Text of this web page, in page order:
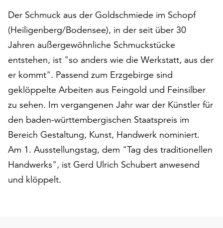
auf
„Alle
akzeptieren“,
um
alle
zu
akzeptieren.
Sie
können
Ihr
Einverständnis
jederzeit
ändern
und
widerrufen.
Der Schmuck aus der Goldschmiede im Schopf
(Heiligenberg/Bodensee), in der seit über 30
Jahren außergewöhnliche Schmuckstücke
entstehen, ist "so anders wie die Werkstatt, aus der
er kommt". Passend zum Erzgebirge sind
geklöppelte Arbeiten aus Feingold und Feinsilber
zu sehen. Im vergangenen Jahr war der Künstler für
den baden-württembergischen Staatspreis im
Bereich Gestaltung, Kunst, Handwerk nominiert.
Am 1. Ausstellungstag, dem "Tag des traditionellen
Handwerks", ist Gerd Ulrich Schubert anwesend
und klöppelt.